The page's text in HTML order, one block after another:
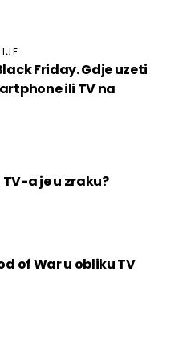
Friday. Gdje uzeti
ili TV na
a je u zraku?
of War u obliku TV